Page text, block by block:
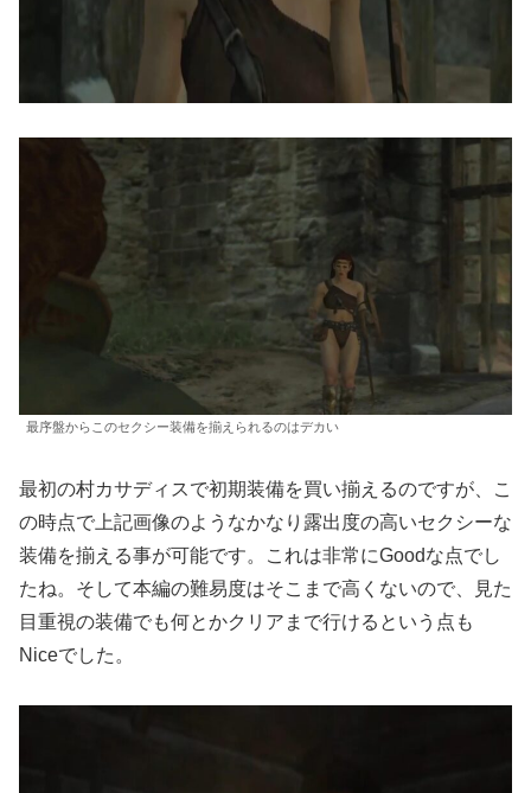
最序盤からこのセクシー装備を揃えられるのはデカい
最初の村カサディスで初期装備を買い揃えるのですが、こ
の時点で上記画像のようなかなり露出度の高いセクシーな
装備を揃える事が可能です。これは非常にGoodな点でし
たね。そして本編の難易度はそこまで高くないので、見た
目重視の装備でも何とかクリアまで行けるという点も
Niceでした。